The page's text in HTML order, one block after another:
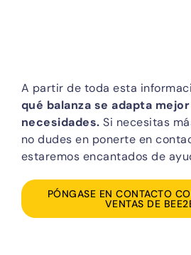
A partir de toda esta
qué balanza se adapta
necesidades. Si necesitas
no dudes en ponerte en
estaremos encantados de
PÓNGASE EN CONTACTO
VENTAS DE